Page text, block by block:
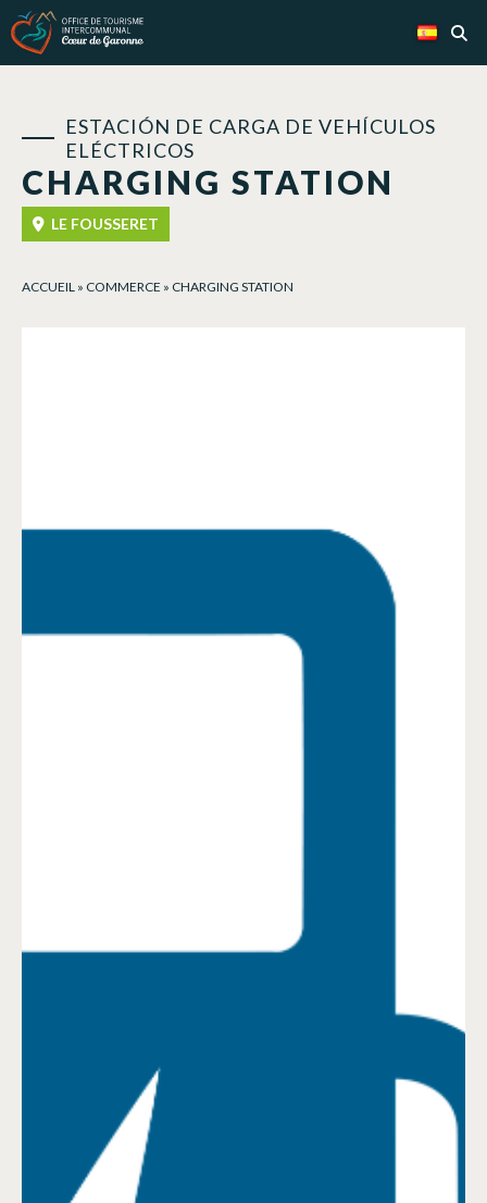
CHARGING STATION
ESTACIÓN DE CARGA DE VEHÍCULOS
ELÉCTRICOS
LE FOUSSERET
ACCUEIL » COMMERCE » CHARGING STATION
Panel de gestión de cookies